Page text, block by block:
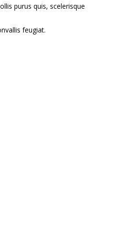
purus quis, scelerisque
feugiat.